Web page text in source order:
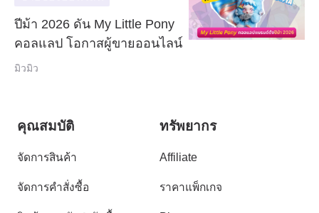
ปีม้า 2026 ดัน My Little Pony
คอลแลป โอกาสผู้ขายออนไลน์
มิวมิว
คุณสมบัติ
จัดการสินค้า
จัดการคำสั่งซื้อ
ทรัพยากร
Affiliate
ราคาแพ็กเกจ